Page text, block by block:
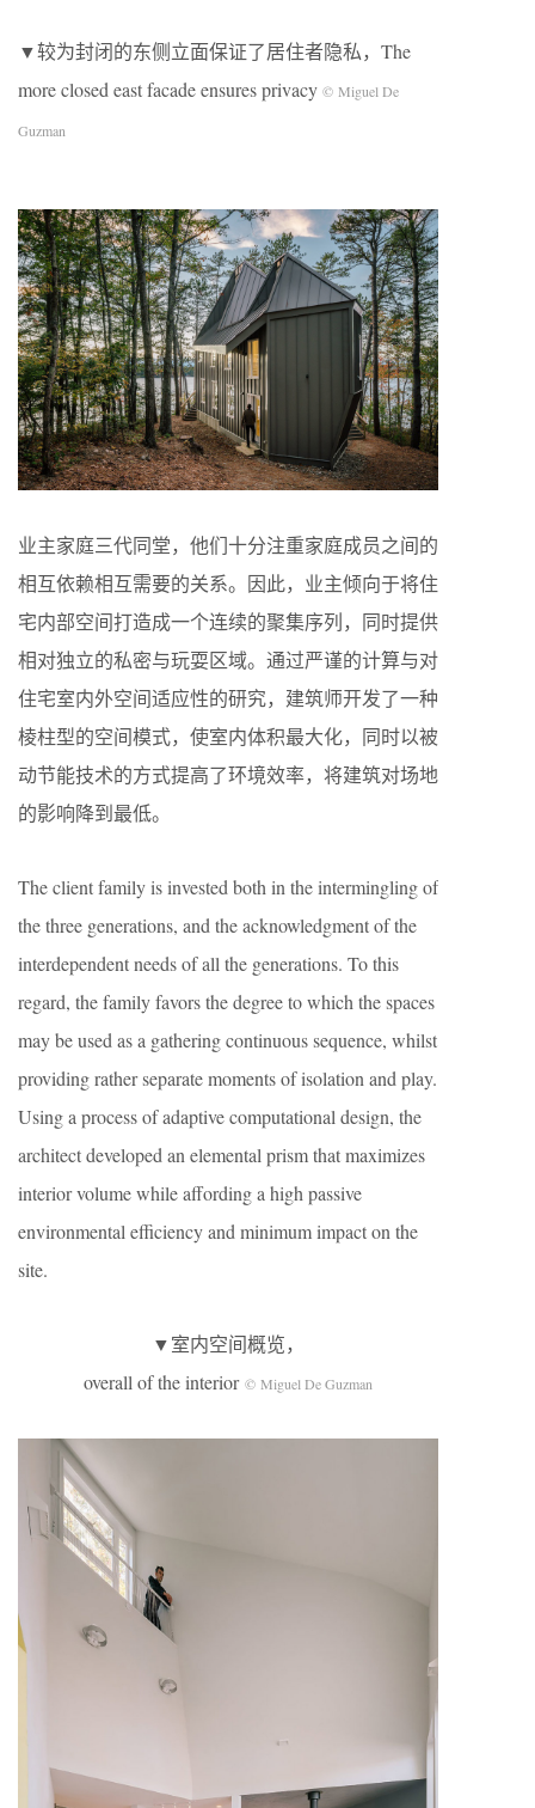
▼较为封闭的东侧立面保证了居住者隐私，The
more closed east facade ensures privacy © Miguel De
Guzman
业主家庭三代同堂，他们十分注重家庭成员之间的
相互依赖相互需要的关系。因此，业主倾向于将住
宅内部空间打造成一个连续的聚集序列，同时提供
相对独立的私密与玩耍区域。通过严谨的计算与对
住宅室内外空间适应性的研究，建筑师开发了一种
棱柱型的空间模式，使室内体积最大化，同时以被
动节能技术的方式提高了环境效率，将建筑对场地
的影响降到最低。
The client family is invested both in the intermingling of
the three generations, and the acknowledgment of the
interdependent needs of all the generations. To this
regard, the family favors the degree to which the spaces
may be used as a gathering continuous sequence, whilst
providing rather separate moments of isolation and play.
Using a process of adaptive computational design, the
architect developed an elemental prism that maximizes
interior volume while affording a high passive
environmental efficiency and minimum impact on the
site.
▼室内空间概览，
overall of the interior © Miguel De Guzman